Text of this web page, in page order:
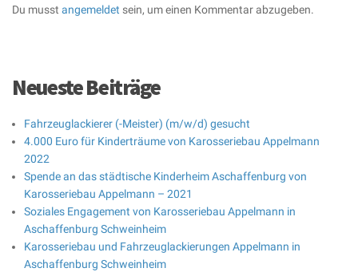
Du musst angemeldet sein, um einen Kommentar abzugeben.
Neueste Beiträge
Fahrzeuglackierer (-Meister) (m/w/d) gesucht
4.000 Euro für Kinderträume von Karosseriebau Appelmann
2022
Spende an das städtische Kinderheim Aschaffenburg von
Karosseriebau Appelmann – 2021
Soziales Engagement von Karosseriebau Appelmann in
Aschaffenburg Schweinheim
Karosseriebau und Fahrzeuglackierungen Appelmann in
Aschaffenburg Schweinheim